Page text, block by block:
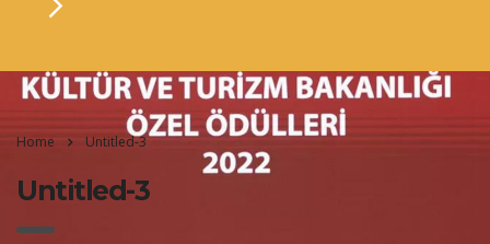
Home Untitled-3
Untitled-3